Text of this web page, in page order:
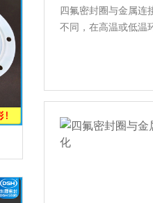
四氟密封圈与金属连
不同，在高温或低温